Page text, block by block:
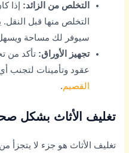
التخلص من الزائد: إذا
التخلص منها قبل النقل.
سيوفر لك مساحة
تجهيز الأوراق: تأكد من
عقود وتأمينات لتجنب أي
القصيم.
تغليف الأثاث بشكل
تغليف الأثاث هو جزء لا يتجزأ